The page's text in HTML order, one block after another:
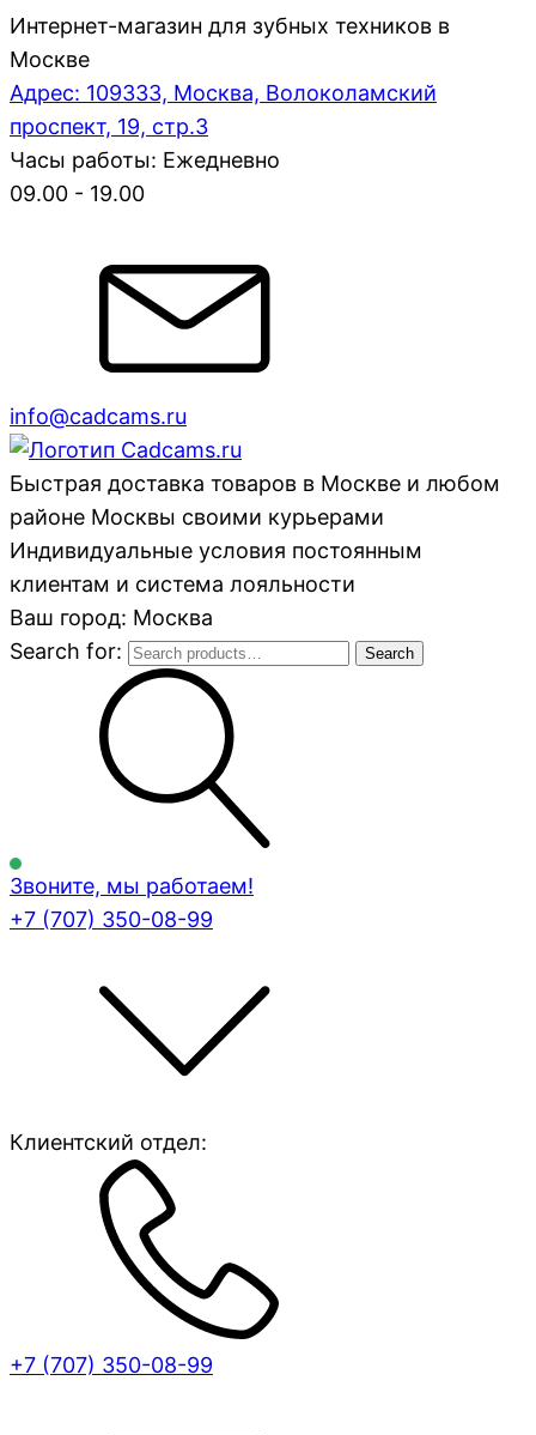
Интернет-магазин для зубных техников в
Москве
Адрес: 109333, Москва, Волоколамский
проспект, 19, стр.3
Часы работы: Ежедневно
09.00 - 19.00
info@cadcams.ru
Быстрая доставка товаров в Москве и любом
районе Москвы своими курьерами
Индивидуальные условия постоянным
клиентам и система лояльности
Ваш город: Москва
Search for:
Search
Звоните, мы работаем!
+7 (707) 350-08-99
Клиентский отдел:
+7 (707) 350-08-99